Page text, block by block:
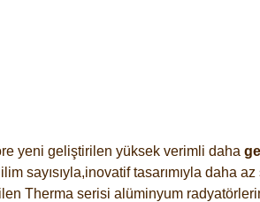
yeni geliştirilen yüksek verimli daha
sayısıyla,inovatif tasarımıyla daha az
Therma serisi alüminyum